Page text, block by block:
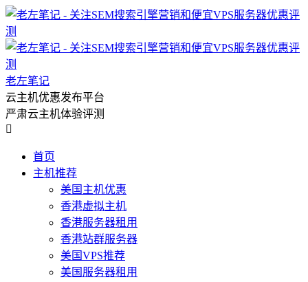
老左笔记
云主机优惠发布平台
严肃云主机体验评测

首页
主机推荐
美国主机优惠
香港虚拟主机
香港服务器租用
香港站群服务器
美国VPS推荐
美国服务器租用